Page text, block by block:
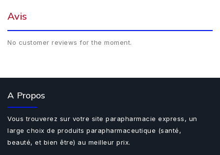
Avis
No customer reviews for the moment.
A Propos
Vous trouverez sur votre site parapharmacie express, un
large choix de produits parapharmaceutique (santé,
beauté, et bien être) au meilleur prix.